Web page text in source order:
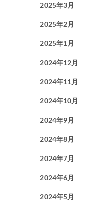
2025年3月
2025年2月
2025年1月
2024年12月
2024年11月
2024年10月
2024年9月
2024年8月
2024年7月
2024年6月
2024年5月